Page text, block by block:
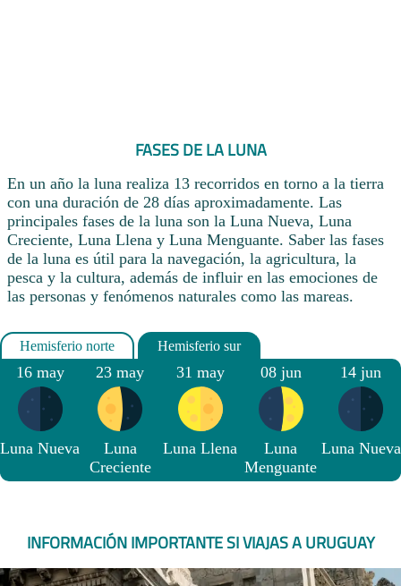
FASES DE LA LUNA
En un año la luna realiza 13 recorridos en torno a la tierra
con una duración de 28 días aproximadamente. Las
principales fases de la luna son la Luna Nueva, Luna
Creciente, Luna Llena y Luna Menguante. Saber las fases
de la luna es útil para la navegación, la agricultura, la
pesca y la cultura, además de influir en las emociones de
las personas y fenómenos naturales como las mareas.
16 may
Luna Nueva
23 may
Luna
Creciente
31 may
Luna Llena
08 jun
Luna
Menguante
14 jun
Luna Nueva
INFORMACIÓN IMPORTANTE SI VIAJAS A URUGUAY